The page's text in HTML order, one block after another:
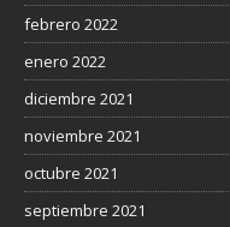
febrero 2022
enero 2022
diciembre 2021
noviembre 2021
octubre 2021
septiembre 2021